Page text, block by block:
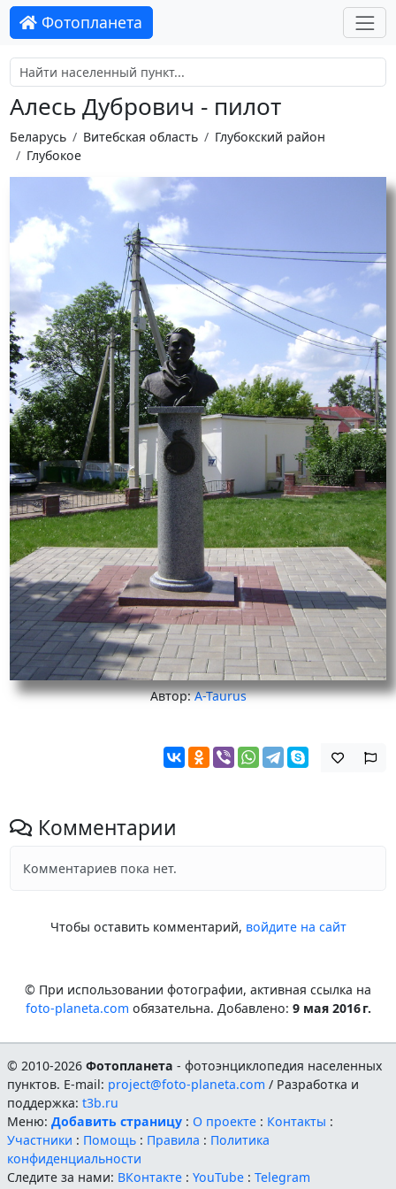
Фотопланета
Алесь Дубрович - пилот
Беларусь Витебская область
Глубокский район
Глубокое
Автор:A-Taurus
Комментарии
Комментариев пока нет.
Чтобы оставить комментарий, войдите на сайт
© При использовании фотографии, активная ссылка на
foto-planeta.com обязательна. Добавлено: 9 мая 2016 г.
© 2010-2026Фотопланета - фотоэнциклопедия населенных
пунктов. E-mail: project@foto-planeta.com / Разработка и
поддержка:t3b.ru
Меню:Добавить страницу : О проекте : Контакты :
Участники : Помощь : Правила : Политика
конфиденциальности
Следите за нами: ВКонтакте :YouTube :Telegram